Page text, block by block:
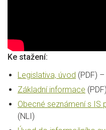
Ke stažení:
Legislativa, úvod (PDF) –
Základní informace
Obecné seznámení s IS
(NLI)